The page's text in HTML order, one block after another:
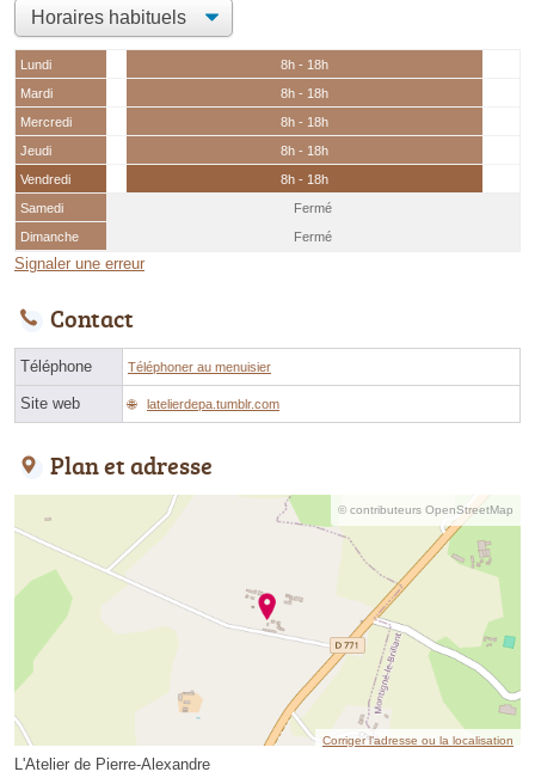
Lundi
8h - 18h
Mardi
8h - 18h
Mercredi
8h - 18h
Jeudi
8h - 18h
Vendredi
8h - 18h
Samedi
Fermé
Dimanche
Fermé
Signaler une erreur
Contact
Téléphone Téléphoner au menuisier
Site web latelierdepa.tumblr.com
Plan et adresse
© contributeurs OpenStreetMap
Corriger l’adresse ou la localisation
L'Atelier de Pierre-Alexandre